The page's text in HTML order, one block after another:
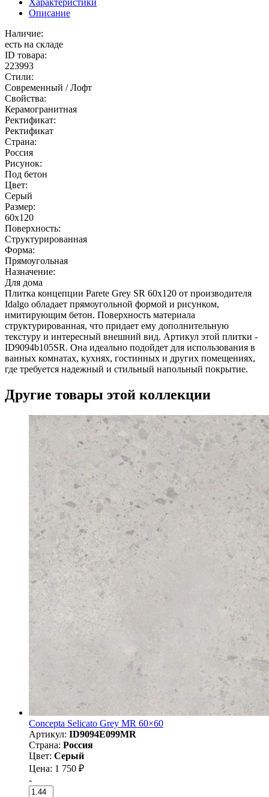
Описание
Наличие:
есть на складе
ID товара:
223993
Стили:
Современный / Лофт
Свойства:
Керамогранитная
Ректификат:
Ректификат
Страна:
Россия
Рисунок:
Под бетон
Цвет:
Серый
Размер:
60x120
Поверхность:
Структурированная
Форма:
Прямоугольная
Назначение:
Для дома
Плитка концепции Parete Grey SR 60x120 от производителя
Idalgo обладает прямоугольной формой и рисунком,
имитирующим бетон. Поверхность материала
структурированная, что придает ему дополнительную
текстуру и интересный внешний вид. Артикул этой плитки -
ID9094b105SR. Она идеально подойдет для использования в
ванных комнатах, кухнях, гостинных и других помещениях,
где требуется надежный и стильный напольный покрытие.
Другие товары этой коллекции
Concepta Selicato Grey MR 60×60
Артикул: ID9094E099MR
Страна: Россия
Цвет: Серый
Цена: 1 750 ₽
-